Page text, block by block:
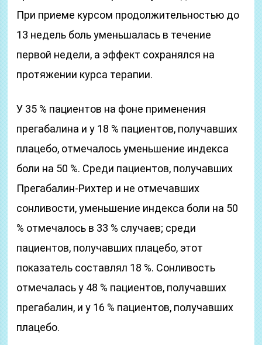
При приеме курсом продолжительностью до
13 недель боль уменьшалась в течение
первой недели, а эффект сохранялся на
протяжении курса терапии.
У 35 % пациентов на фоне применения
прегабалина и у 18 % пациентов, получавших
плацебо, отмечалось уменьшение индекса
боли на 50 %. Среди пациентов, получавших
Прегабалин-Рихтер и не отмечавших
сонливости, уменьшение индекса боли на 50
% отмечалось в 33 % случаев; среди
пациентов, получавших плацебо, этот
показатель составлял 18 %. Сонливость
отмечалась у 48 % пациентов, получавших
прегабалин, и у 16 % пациентов, получавших
плацебо.